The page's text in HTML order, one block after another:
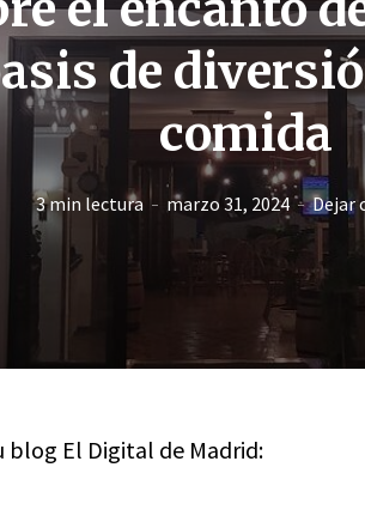
de
comida
3 min lectura marzo 31, 2024 Dejar
blog El Digital de Madrid: